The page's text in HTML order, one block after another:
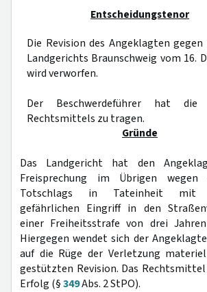
Entscheidungstenor
Die Revision des Angeklagten
Landgerichts Braunschweig vom 16.
wird verworfen.
Der Beschwerdeführer hat
Rechtsmittels zu tragen.
Gründe
Das Landgericht hat den
Freisprechung im Übrigen wegen
Totschlags in Tateinheit mit
gefährlichen Eingriff in den
einer Freiheitsstrafe von drei
Hiergegen wendet sich der
auf die Rüge der Verletzung
gestützten Revision. Das
Erfolg (§349Abs. 2 StPO).